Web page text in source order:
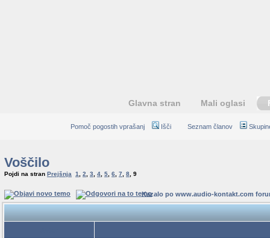
Glavna stran Mali oglasi
Pomoč pogostih vprašanj Išči Seznam članov
Voščilo
Pojdi na stran Prejšnja 1 2 3 4 5 6 7 8 9
Kazalo po www.audio-kontakt.com